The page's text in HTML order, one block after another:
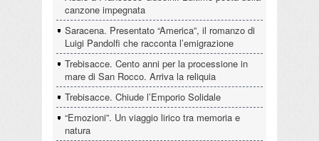
canzone impegnata
Saracena. Presentato “America”, il romanzo di
Luigi Pandolfi che racconta l’emigrazione
Trebisacce. Cento anni per la processione in
mare di San Rocco. Arriva la reliquia
Trebisacce. Chiude l’Emporio Solidale
“Emozioni”. Un viaggio lirico tra memoria e
natura